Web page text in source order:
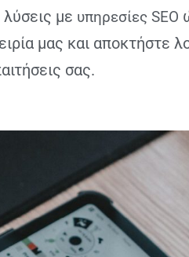
με υπηρεσίες SEO
μας και αποκτήστε
σας.